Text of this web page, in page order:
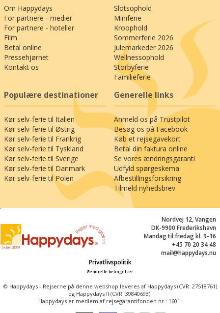
Om Happydays
For partnere - medier
For partnere - hoteller
Film
Betal online
Pressehjørnet
Kontakt os
Slotsophold
Miniferie
Kroophold
Sommerferie 2026
Julemarkeder 2026
Wellnessophold
Storbyferie
Familieferie
Populære destinationer
Kør selv-ferie til Italien
Kør selv-ferie til Østrig
Kør selv-ferie til Frankrig
Kør selv-ferie til Tyskland
Kør selv-ferie til Sverige
Kør selv-ferie til Danmark
Kør selv-ferie til Polen
Generelle links
Anmeld os på Trustpilot
Besøg os på Facebook
Køb et rejsegavekort
Betal din faktura online
Se vores ændringsgaranti
Udfyld spørgeskema
Afbestillingsforsikring
Tilmeld nyhedsbrev
Nordvej 12, Vangen
DK-9900 Frederikshavn
Mandag til fredag kl. 9-16
+45 70 20 34 48
mail@happydays.nu
Privatlivspolitik
Generelle betingelser
© Happydays - Rejserne på denne webshop leveres af Happydays (CVR: 27518761)
og Happydays II (CVR: 39840693).
Happydays er medlem af rejsegarantifonden nr.: 1601.